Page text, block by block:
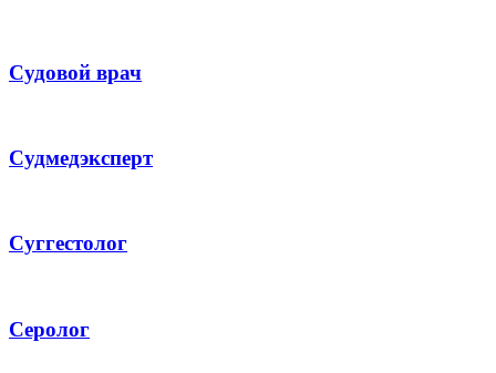
Судовой врач
Судмедэксперт
Суггестолог
Серолог